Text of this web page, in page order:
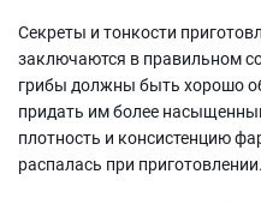
Секреты и тонкости
заключаются в правильном
грибы должны быть хорошо
придать им более
плотность и консистенцию
распалась при приготовлении.